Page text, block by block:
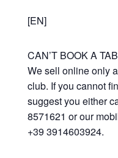
[EN]
CAN’T BOOK A
We sell online only
club. If you cannot
suggest you either
8571621 or our
+39 3914603924.